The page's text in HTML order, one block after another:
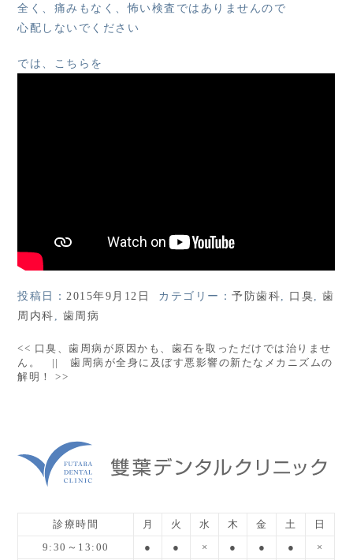
全く、痛みもなく、怖い検査ではありませんので
心配しないでください
では、こちらを
投稿日：2015年9月12日 カテゴリー：予防歯科, 口臭 ,歯
周内科 , 歯周病
<< 口臭、歯周病が原因かも、歯石を取っただけでは治りませ
ん。
||歯周病が全身に及ぼす悪影響の新たなメカニズムの
解明！>>
診療時間 月 火 水 木 金 土
日
9:30～13:00
● ● × ● ● ●
×